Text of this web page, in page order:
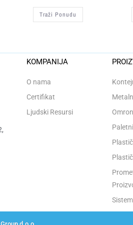
Traži Ponudu
KOMPANIJA
O nama
Certifikat
Ljudski Resursi